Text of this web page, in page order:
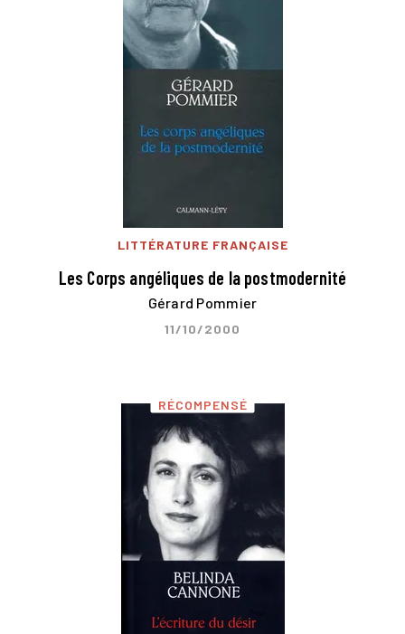
LITTÉRATURE FRANÇAISE
Les Corps angéliques de la postmodernité
Gérard Pommier
11/10/2000
RÉCOMPENSÉ